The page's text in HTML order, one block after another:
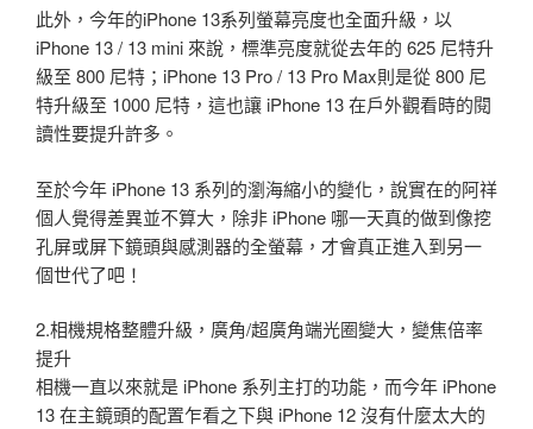
此外，今年的iPhone 13系列螢幕亮度也全面升級，以
iPhone 13 / 13 mini 來說，標準亮度就從去年的 625 尼特升
級至 800 尼特；iPhone 13 Pro / 13 Pro Max則是從 800 尼
特升級至 1000 尼特，這也讓 iPhone 13 在戶外觀看時的閱
讀性要提升許多。
至於今年 iPhone 13 系列的瀏海縮小的變化，說實在的阿祥
個人覺得差異並不算大，除非 iPhone 哪一天真的做到像挖
孔屏或屏下鏡頭與感測器的全螢幕，才會真正進入到另一
個世代了吧！
2.相機規格整體升級，廣角/超廣角端光圈變大，變焦倍率
提升
相機一直以來就是 iPhone 系列主打的功能，而今年 iPhone
13 在主鏡頭的配置乍看之下與 iPhone 12 沒有什麼太大的